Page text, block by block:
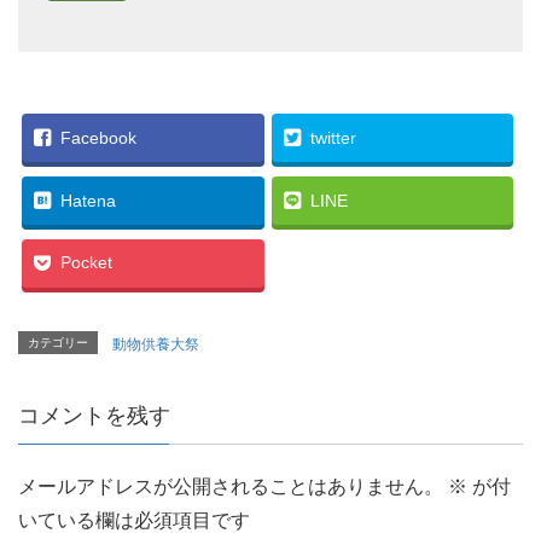
Facebook twitter
Hatena LINE
Pocket
カテゴリー 動物供養大祭
コメントを残す
メールアドレスが公開されることはありません。 ※ が付
いている欄は必須項目です